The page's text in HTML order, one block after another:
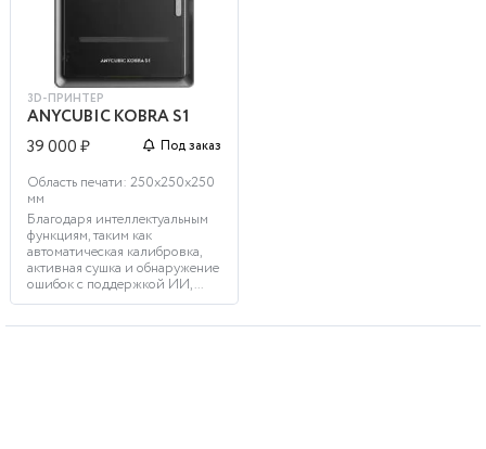
3D-ПРИНТЕР
ANYCUBIC KOBRA S1
39 000 ₽
Под заказ
Область печати: 250х250х250
мм
Благодаря интеллектуальным
функциям, таким как
автоматическая калибровка,
активная сушка и обнаружение
ошибок с поддержкой ИИ, ...